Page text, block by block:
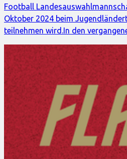
Football
Oktober 2024 beim
teilnehmen wird.In den